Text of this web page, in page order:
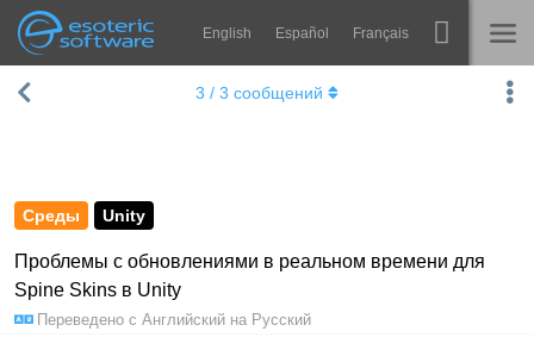
Esoteric Software
Navigation English Español Français
ГЛАВНАЯ
КОНТАКТЫ
Spine
Среды Unity
Проблемы с обновлениями в реальном времени для
Spine Skins в Unity
Переведено с Английский на Русский
3 / 3 сообщений